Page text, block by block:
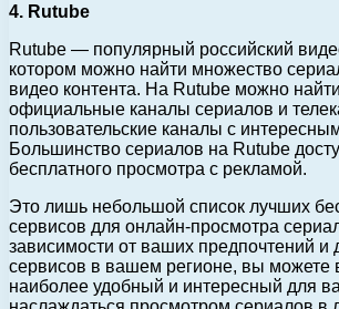
4. Rutube
Rutube — популярный российский
котором можно найти множество
видео контента. На Rutube можно
официальные каналы сериалов и
пользовательские каналы с
Большинство сериалов на Rutube
бесплатного просмотра с рекламой.
Это лишь небольшой список лучших
сервисов для онлайн-просмотра
зависимости от ваших предпочтений и
сервисов в вашем регионе, вы можете
наиболее удобный и интересный для